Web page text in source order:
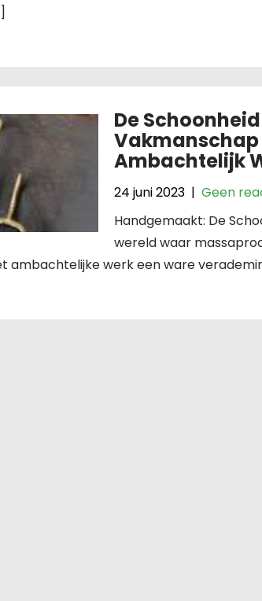
De
Ambachtelijk
24 juni 2023 |Geen
Handgemaakt: De
wereld waar
ambachtelijke werk een ware